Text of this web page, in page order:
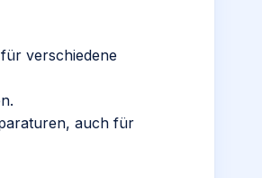
verschiedene
auch für